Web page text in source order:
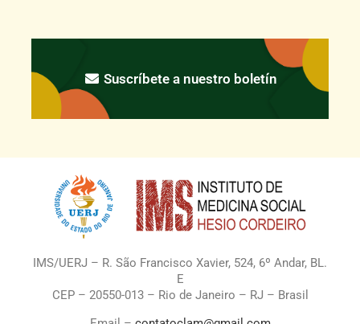
Suscríbete a nuestro boletín
IMS/UERJ – R. São Francisco Xavier, 524, 6º Andar, BL.
E
CEP – 20550-013 – Rio de Janeiro – RJ – Brasil